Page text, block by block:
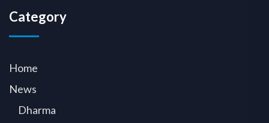
Category
Home
News
Dharma